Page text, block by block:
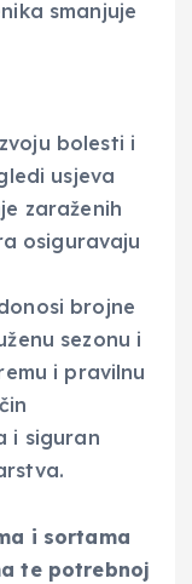
smanjuje
bolesti i
usjeva
zaraženih
osiguravaju
brojne
sezonu i
i pravilnu
i siguran
i sortama
te potrebnoj